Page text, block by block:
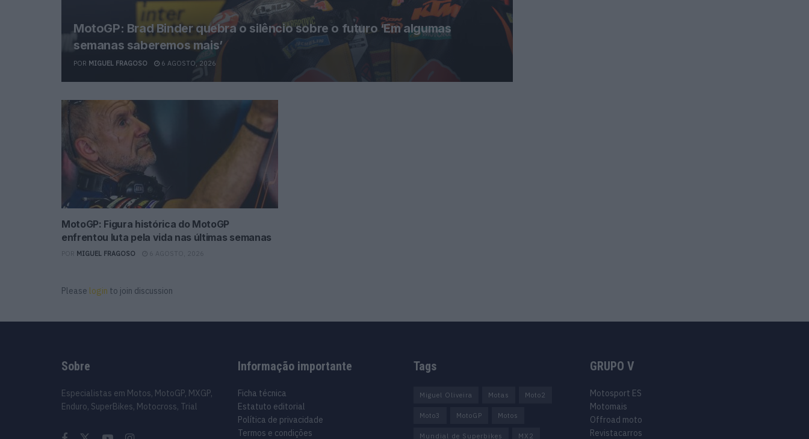
MotoGP: Brad Binder quebra o silêncio sobre o futuro ‘Em algumas
semanas saberemos mais’
POR MIGUEL FRAGOSO 6 AGOSTO, 2026
MotoGP: Figura histórica do MotoGP
enfrentou luta pela vida nas últimas semanas
MIGUEL FRAGOSO 6 AGOSTO, 2026
Please login to join discussion
Sobre
Especialistas em Motos, MotoGP, MXGP,
Enduro, SuperBikes, Motocross, Trial
Informação importante
Ficha técnica
Estatuto editorial
Política de privacidade
Termos e condições
Tags
Miguel Oliveira Motas Moto2
Moto3 MotoGP Motos
Mundial de Superbikes MX2
GRUPO V
Motosport ES
Motomais
Offroad moto
Revistacarros